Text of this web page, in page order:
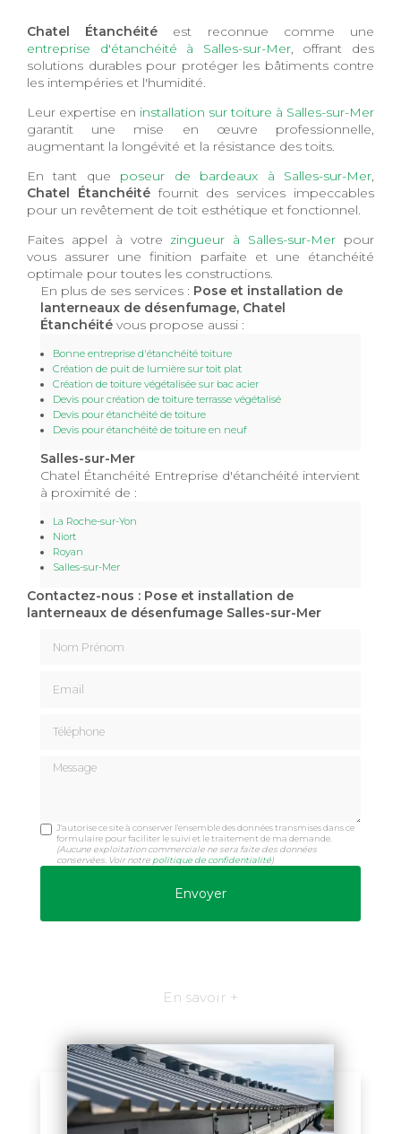
Chatel Étanchéité est reconnue comme une
entreprise d'étanchéité à Salles-sur-Mer, offrant des
solutions durables pour protéger les bâtiments contre
les intempéries et l'humidité.
Leur expertise en installation sur toiture à Salles-sur-Mer
garantit une mise en œuvre professionnelle,
augmentant la longévité et la résistance des toits.
En tant que poseur de bardeaux à Salles-sur-Mer,
Chatel Étanchéitéfournit des services impeccables
pour un revêtement de toit esthétique et fonctionnel.
Faites appel à votre zingueur à Salles-sur-Mer pour
vous assurer une finition parfaite et une étanchéité
optimale pour toutes les constructions.
En plus de ses services : Pose et installation de
lanterneaux de désenfumage, Chatel
Étanchéité vous propose aussi :
Bonne entreprise d'étanchéité toiture
Création de puit de lumière sur toit plat
Création de toiture végétalisée sur bac acier
Devis pour création de toiture terrasse végétalisé
Devis pour étanchéité de toiture
Devis pour étanchéité de toiture en neuf
Salles-sur-Mer
Chatel Étanchéité Entreprise d'étanchéité intervient
à proximité de :
La Roche-sur-Yon
Niort
Royan
Salles-sur-Mer
Contactez-nous : Pose et installation de
lanterneaux de désenfumage Salles-sur-Mer
Message
J'autorise ce site à conserver l'ensemble des données transmises dans ce
formulaire pour faciliter le suivi et le traitement de ma demande.
(Aucune exploitation commerciale ne sera faite des données
conservées. Voir notre politique de confidentialité)
En savoir +